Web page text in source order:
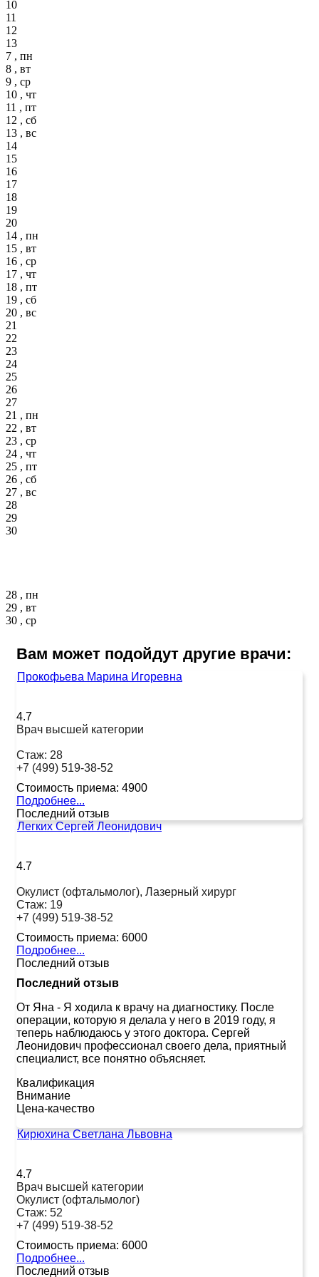
10
11
12
13
7 , пн
8 , вт
9 , ср
10 , чт
11 , пт
12 , сб
13 , вс
14
15
16
17
18
19
20
14 , пн
15 , вт
16 , ср
17 , чт
18 , пт
19 , сб
20 , вс
21
22
23
24
25
26
27
21 , пн
22 , вт
23 , ср
24 , чт
25 , пт
26 , сб
27 , вс
28
29
30
28 , пн
29 , вт
30 , ср
Вам может подойдут другие врачи:
Прокофьева Марина Игоревна
4.7
Врач высшей категории
Стаж: 28
+7 (499) 519-38-52
Стоимость приема: 4900
Подробнее...
Последний отзыв
Легких Сергей Леонидович
4.7
Окулист (офтальмолог), Лазерный хирург
Стаж: 19
+7 (499) 519-38-52
Стоимость приема: 6000
Подробнее...
Последний отзыв
Последний отзыв
От Яна - Я ходила к врачу на диагностику. После
операции, которую я делала у него в 2019 году, я
теперь наблюдаюсь у этого доктора. Сергей
Леонидович профессионал своего дела, приятный
специалист, все понятно объясняет.
Квалификация
Внимание
Цена-качество
Кирюхина Светлана Львовна
4.7
Врач высшей категории
Окулист (офтальмолог)
Стаж: 52
+7 (499) 519-38-52
Стоимость приема: 6000
Подробнее...
Последний отзыв